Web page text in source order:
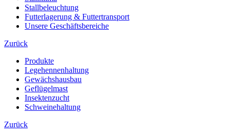
Stallbeleuchtung
Futterlagerung & Futtertransport
Unsere Geschäftsbereiche
Zurück
Produkte
Legehennenhaltung
Gewächshausbau
Geflügelmast
Insektenzucht
Schweinehaltung
Zurück